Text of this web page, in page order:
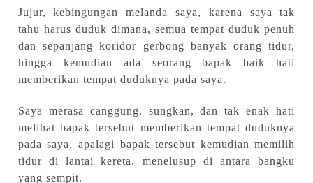
Jujur, kebingungan melanda saya, karena saya tak
tahu harus duduk dimana, semua tempat duduk penuh
dan sepanjang koridor gerbong banyak orang tidur,
hingga kemudian ada seorang bapak baik hati
memberikan tempat duduknya pada saya.
Saya merasa canggung, sungkan, dan tak enak hati
melihat bapak tersebut memberikan tempat duduknya
pada saya, apalagi bapak tersebut kemudian memilih
tidur di
lantai kereta, menelusup di
antara bangku
yang sempit.